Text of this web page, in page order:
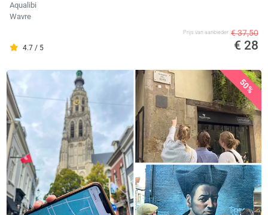
Aqualibi
Wavre
4.7 / 5
Prijs van aanbieder € 37,50
€ 28
50%